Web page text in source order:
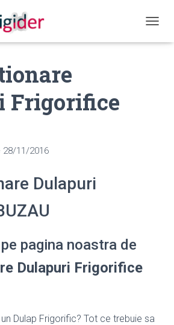
Frigorifice
28/11/2016
Dulapuri
pagina noastra de
Dulapuri Frigorifice
Dulap Frigorific? Tot ce trebuie sa